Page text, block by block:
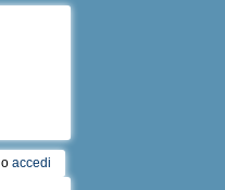
o accedi